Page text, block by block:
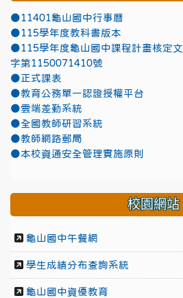
●11401龜山國中行事曆
●115學年度教科書版本
●115學年度龜山國中課程計畫核定
字第1150071410號
●正式課表
●教育公務單一認證授權平台
●雲端差勤系統
●全國教師研習系統
●教師網路郵局
●本校資通安全管理實施原則
校園網站
龜山國中午餐網
學生成績分布查詢系統
龜山國中資優教育